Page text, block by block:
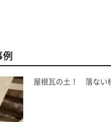
屋根瓦の土！ 落ない